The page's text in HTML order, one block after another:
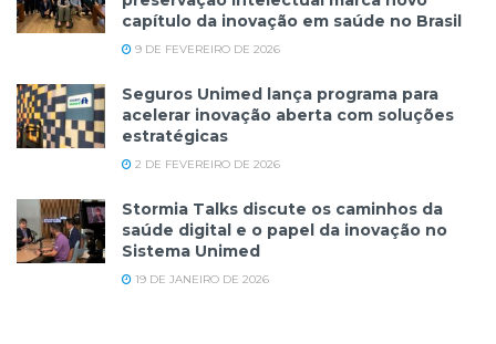
capítulo da inovação em saúde no Brasil
9 DE FEVEREIRO DE 2026
Seguros Unimed lança programa para
acelerar inovação aberta com soluções
estratégicas
2 DE FEVEREIRO DE 2026
Stormia Talks discute os caminhos da
saúde digital e o papel da inovação no
Sistema Unimed
19 DE JANEIRO DE 2026